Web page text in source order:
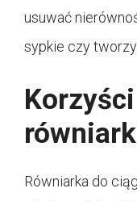
usuwać
sypkie czy
Równiarka do